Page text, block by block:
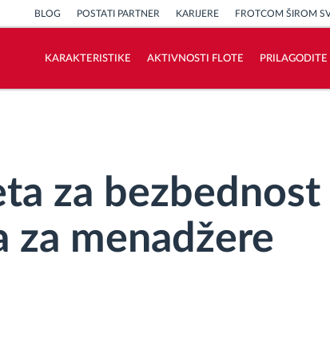
BLOG POSTATI PARTNER KARIJERE FROTCOM ŠIROM
KARAKTERISTIKE AKTIVNOSTI FLOTE PRILAGODITE
za bezbednost
menadžere